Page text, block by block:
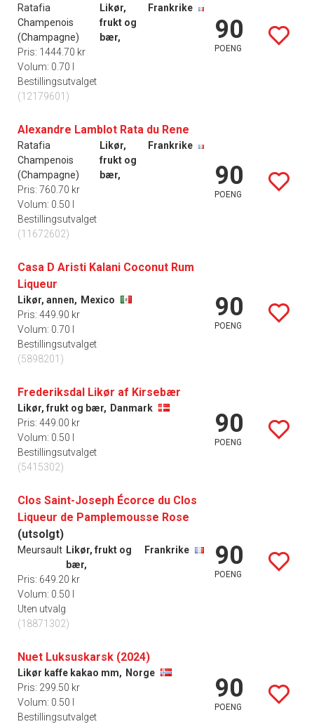
Ratafia
Champenois
(Champagne)
Likør,
frukt og
bær,
Frankrike
Pris: 1444.70 kr
Volum: 0.70 l
Bestillingsutvalget
(12179601)
90
POENG
Alexandre Lamblot Rata du Rene
Ratafia
Champenois
(Champagne)
Likør,
frukt og
bær,
Frankrike
Pris: 760.70 kr
Volum: 0.50 l
Bestillingsutvalget
(11672602)
90
POENG
Casa D Aristi Kalani Coconut Rum
Liqueur
Likør, annen, Mexico
Pris: 449.90 kr
Volum: 0.70 l
Bestillingsutvalget
(5898201)
90
POENG
Frederiksdal Likør af Kirsebær
Likør, frukt og bær, Danmark
Pris: 449.00 kr
Volum: 0.50 l
Bestillingsutvalget
(5415302)
90
POENG
Clos Saint-Joseph Écorce du Clos
Liqueur de Pamplemousse Rose
(utsolgt)
Meursault Likør, frukt og
bær,
Frankrike
Pris: 649.20 kr
Volum: 0.50 l
Uten utvalg
(18871302)
90
POENG
Nuet Luksuskarsk (2024)
Likør kaffe kakao mm, Norge
Pris: 299.50 kr
Volum: 0.50 l
Bestillingsutvalget
90
POENG